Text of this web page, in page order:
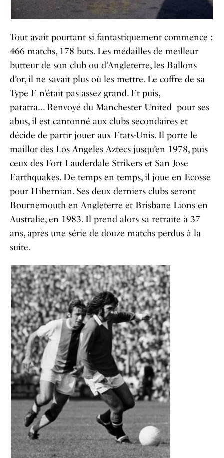
Tout avait pourtant si fantastiquement commencé :
466 matchs, 178 buts. Les médailles de meilleur
butteur de son club ou d’Angleterre, les Ballons
d’or, il ne savait plus où les mettre. Le coffre de sa
Type E n’était pas assez grand. Et puis,
patatra… Renvoyé du Manchester United pour ses
abus, il est cantonné aux clubs secondaires et
décide de partir jouer aux Etats-Unis. Il porte le
maillot des Los Angeles Aztecs jusqu’en 1978, puis
ceux des Fort Lauderdale Strikers et San Jose
Earthquakes. De temps en temps, il joue en Ecosse
pour Hibernian. Ses deux derniers clubs seront
Bournemouth en Angleterre et Brisbane Lions en
Australie, en 1983. Il prend alors sa retraite à 37
ans, après une série de douze matchs perdus à la
suite.